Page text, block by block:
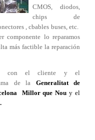
CMOS, diodos,
chips de
, cbables buses, etc.
componente lo reparamos
más factible la reparación
con el cliente y el
de la Generalitat de
Millor que Nouy el